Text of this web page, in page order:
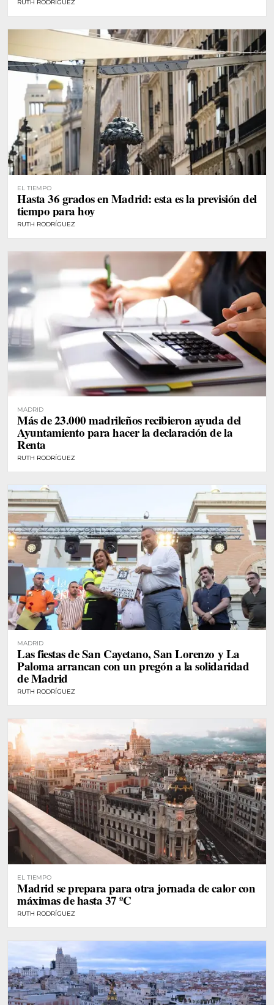
RUTH RODRÍGUEZ
EL TIEMPO
Hasta 36 grados en Madrid: esta es la previsión del
tiempo para hoy
RUTH RODRÍGUEZ
MADRID
Más de 23.000 madrileños recibieron ayuda del
Ayuntamiento para hacer la declaración de la
Renta
RUTH RODRÍGUEZ
MADRID
Las fiestas de San Cayetano, San Lorenzo y La
Paloma arrancan con un pregón a la solidaridad
de Madrid
RUTH RODRÍGUEZ
EL TIEMPO
Madrid se prepara para otra jornada de calor con
máximas de hasta 37 ºC
RUTH RODRÍGUEZ